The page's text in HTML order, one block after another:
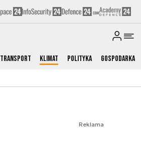
Transport Klimat Polityka Gospodarka
Reklama